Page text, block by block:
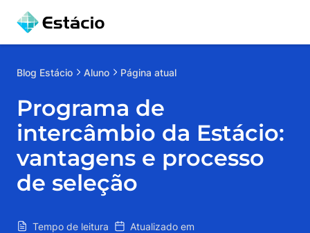
Blog Estácio Aluno Página atual
Programa de
intercâmbio da Estácio:
vantagens e processo
de seleção
Tempo de leitura Atualizado em